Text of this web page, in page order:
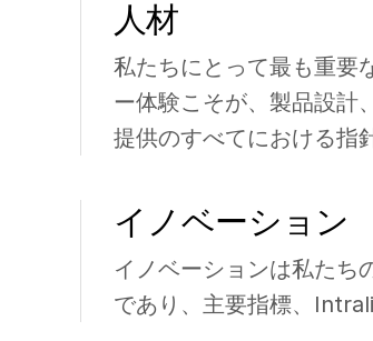
人材
私たちにとって最も重要
ー体験こそが、製品設計
提供のすべてにおける指
イノベーション
イノベーションは私たち
であり、主要指標、